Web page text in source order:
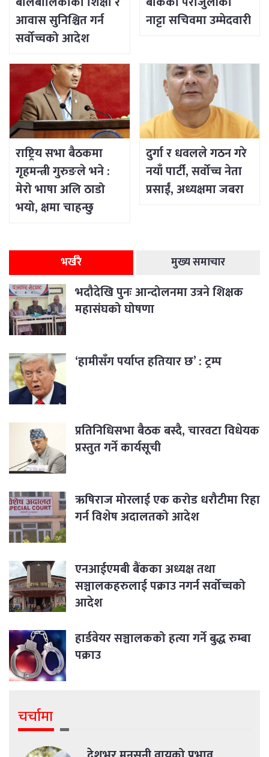
आवास सुनिश्चित गर्न
सर्वोच्चको आदेश
नाट्टा सचिवमा उम्मेदवारी
राष्ट्रिय सभा बैठकमा
गृहमन्त्री गुरुङले भने :
मेरो भाषा अलि ठाडो
भयो, क्षमा चाहन्छु
दुर्गा र धवलले गठन गरे
नयाँ पार्टी, सर्वोच्च नेता
प्रसाईं, अध्यक्षमा जबरा
भर्खरै मुख्य समाचार
भदौदेखि पुनः आन्दोलनमा उत्रने शिक्षक
महासंघको घोषणा
‘हामीसँग पर्याप्त हतियार छ’ : ट्रम्प
प्रतिनिधिसभा बैठक बस्दै, चारवटा विधेयक
प्रस्तुत गर्ने कार्यसूची
ऋषिराज मोरलाई एक करोड धरौटीमा रिहा
गर्न विशेष अदालतको आदेश
एनआईएमबी बैंकका अध्यक्ष तथा
सञ्चालकहरुलाई पक्राउ नगर्न सर्वोच्चको
आदेश
हार्डवेयर सञ्चालकको हत्या गर्ने बुद्ध रुम्बा
पक्राउ
चर्चामा